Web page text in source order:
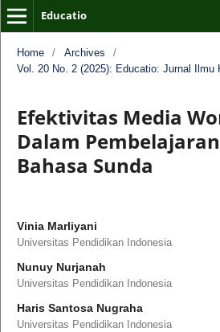
Educatio
Home / Archives
/
Vol. 20 No. 2 (2025): Educatio: Jurnal Ilmu
Efektivitas Media
Dalam
Bahasa Sunda
Vinia Marliyani
Universitas Pendidikan Indonesia
Nunuy Nurjanah
Universitas Pendidikan Indonesia
Haris Santosa Nugraha
Universitas Pendidikan Indonesia